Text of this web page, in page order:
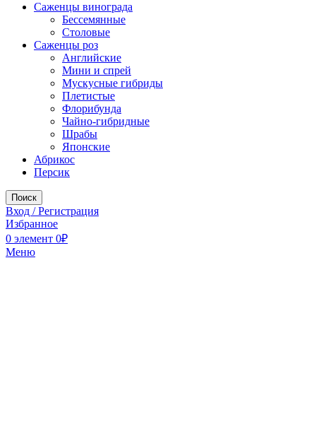
Саженцы винограда
Бессемянные
Столовые
Саженцы роз
Английские
Мини и спрей
Мускусные гибриды
Плетистые
Флорибунда
Чайно-гибридные
Шрабы
Японские
Абрикос
Персик
Поиск
Вход / Регистрация
Избранное
0 элемент 0₽
Меню